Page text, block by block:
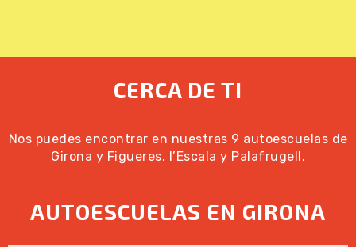
CERCA DE TI
Nos puedes encontrar en nuestras 9 autoescuelas de
Girona y Figueres. l’Escala y Palafrugell.
AUTOESCUELAS EN GIRONA